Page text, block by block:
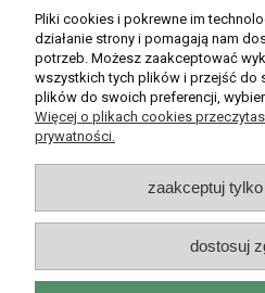
Moje
Płatności i
O nas
Pliki cookies i pokrewne im
działanie strony i pomagają nam
potrzeb. Możesz zaakceptować
wszystkich tych plików i przejść do
plików do swoich preferencji,
Więcej o plikach cookies
prywatności.
zaakceptuj
dostosuj